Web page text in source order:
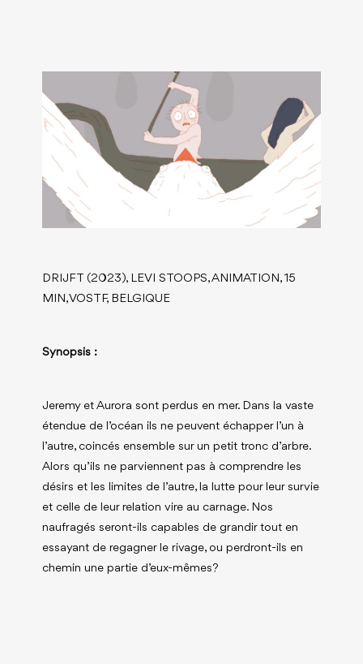
DRIJFT (2023), LEVI STOOPS, ANIMATION, 15
MIN, VOSTF, BELGIQUE
Synopsis :
Jeremy et Aurora sont perdus en mer. Dans la vaste
étendue de l’océan ils ne peuvent échapper l’un à
l’autre, coincés ensemble sur un petit tronc d’arbre.
Alors qu’ils ne parviennent pas à comprendre les
désirs et les limites de l’autre, la lutte pour leur survie
et celle de leur relation vire au carnage. Nos
naufragés seront-ils capables de grandir tout en
essayant de regagner le rivage, ou perdront-ils en
chemin une partie d’eux-mêmes?